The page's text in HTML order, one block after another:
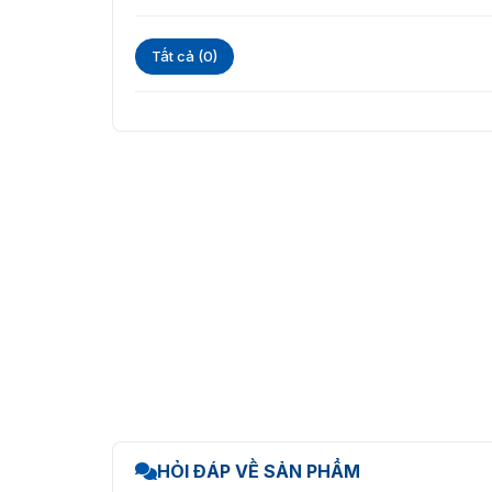
nhiều điểm sau:
Khung cổng được làm từ thép không gỉ
soát truy cập nghiêm ngặt và có lưu lượng lớn
Tất cả (0)
HỎI ĐÁP VỀ SẢN PHẨM